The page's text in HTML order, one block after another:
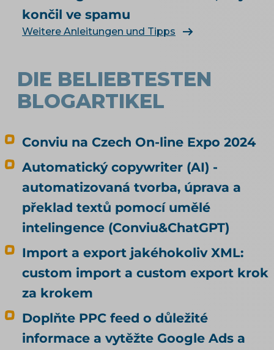
e-shop. Čím konkrétně naplnit produktová
data, rozebírá téma produktové feedy a
napojení e-shopu.
končil ve spamu
Weitere Anleitungen und Tipps
DIE BELIEBTESTEN
BLOGARTIKEL
Conviu na Czech On-line Expo 2024
Automatický copywriter (AI) -
automatizovaná tvorba, úprava a
překlad textů pomocí umělé
intelingence (Conviu&ChatGPT)
Import a export jakéhokoliv XML:
custom import a custom export krok
za krokem
Doplňte PPC feed o důležité
informace a vytěžte Google Ads a